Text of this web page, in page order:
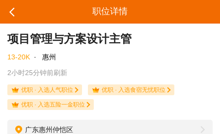
职位详情
项目管理与方案设计主管
13-20K ·
惠州
2小时25分钟前刷新
优职 · 入选人气职位 优职 · 入选食宿无忧职位
优职 · 入选五险一金职位
广东惠州仲恺区